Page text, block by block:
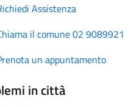
Assistenza
il comune 02 9089921
un appuntamento
in città